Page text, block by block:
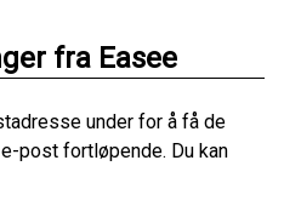
fra Easee
under for å få de
post fortløpende. Du kan